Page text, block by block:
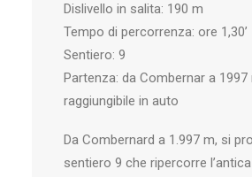
Dislivello in salita: 190 m
Tempo di percorrenza: ore 1,30’
Sentiero: 9
Partenza: da Combernar a 1997
raggiungibile in auto
Da Combernard a 1.997 m, si
sentiero 9 che ripercorre